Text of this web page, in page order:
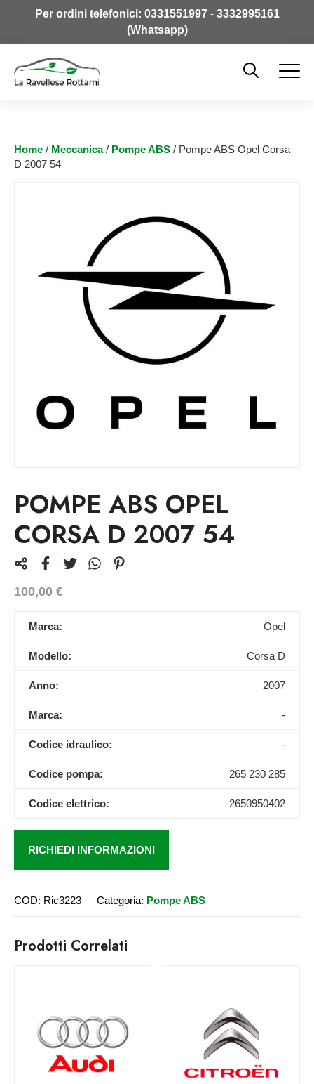
Per ordini telefonici: 0331551997- 3332995161
(Whatsapp)
Home / Meccanica/ Pompe ABS / Pompe ABS Opel Corsa
D 2007 54
POMPE ABS OPEL
CORSA D 2007 54
100,00 €
Marca: Opel
Modello: Corsa D
Anno: 2007
Marca: -
Codice idraulico: -
Codice pompa: 265 230 285
Codice elettrico: 2650950402
RICHIEDI INFORMAZIONI
COD: Ric3223 Categoria: Pompe ABS
Prodotti Correlati